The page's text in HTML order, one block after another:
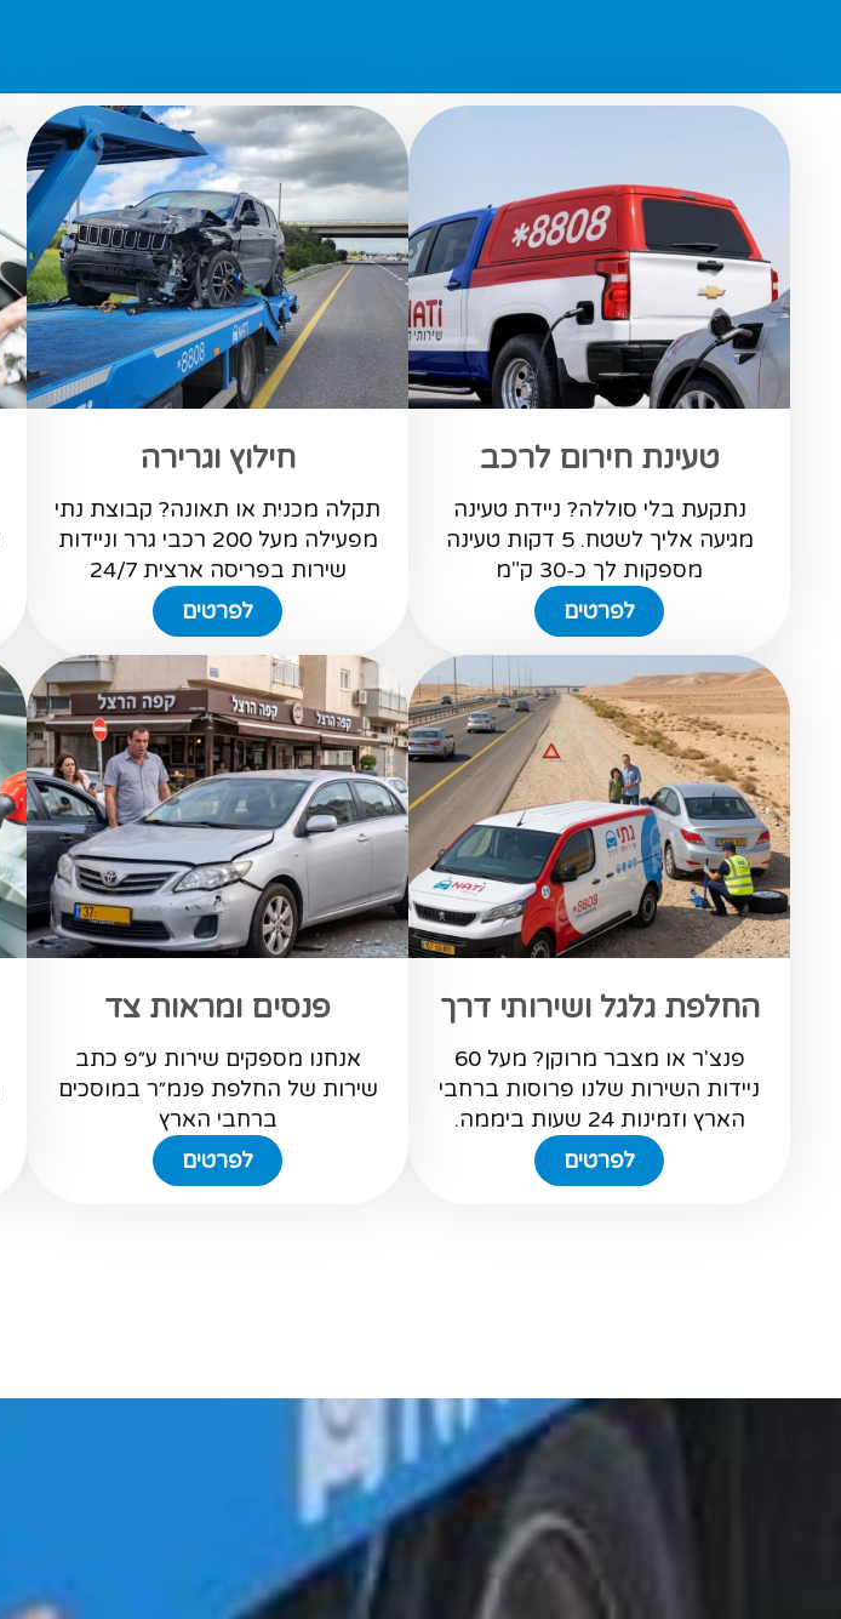
טעינת חירום לרכב
נתקעת בלי סוללה? ניידת טעינה
מגיעה אליך לשטח. 5 דקות טעינה
מספקות לך כ-30 ק"מ
לפרטים
חילוץ וגרירה
תקלה מכנית או תאונה? קבוצת נתי
מפעילה מעל 200 רכבי גרר וניידות
שירות בפריסה ארצית 24/7
לפרטים
החלפת גלגל ושירותי דרך
פנצ'ר או מצבר מרוקן? מעל 60
ניידות השירות שלנו פרוסות ברחבי
הארץ וזמינות 24 שעות ביממה.
לפרטים
פנסים ומראות צד
אנחנו מספקים שירות ע״פ כתב
שירות של החלפת פנמ״ר במוסכים
ברחבי הארץ
לפרטים